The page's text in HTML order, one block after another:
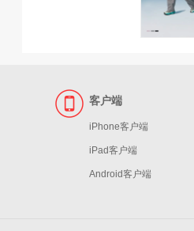
客户端
iPhone客户端
iPad客户端
Android客户端